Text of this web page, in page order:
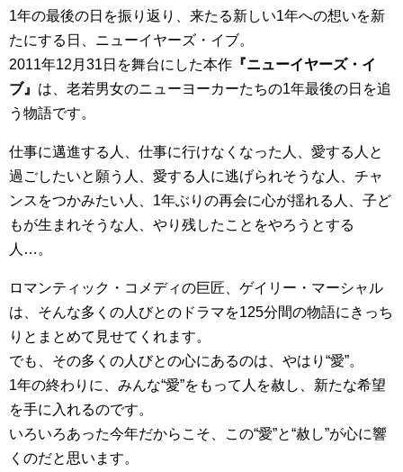
1年の最後の日を振り返り、来たる新しい1年への想いを新
たにする日、ニューイヤーズ・イブ。
2011年12月31日を舞台にした本作 『ニューイヤーズ・イ
ブ』 は、老若男女のニューヨーカーたちの1年最後の日を追
う物語です。
仕事に邁進する人、仕事に行けなくなった人、愛する人と
過ごしたいと願う人、愛する人に逃げられそうな人、チャ
ンスをつかみたい人、1年ぶりの再会に心が揺れる人、子ど
もが生まれそうな人、やり残したことをやろうとする
人…。
ロマンティック・コメディの巨匠、ゲイリー・マーシャル
は、そんな多くの人びとのドラマを125分間の物語にきっち
りとまとめて見せてくれます。
でも、その多くの人びとの心にあるのは、やはり“愛”。
1年の終わりに、みんな“愛”をもって人を赦し、新たな希望
を手に入れるのです。
いろいろあった今年だからこそ、この“愛”と“赦し”が心に響
くのだと思います。